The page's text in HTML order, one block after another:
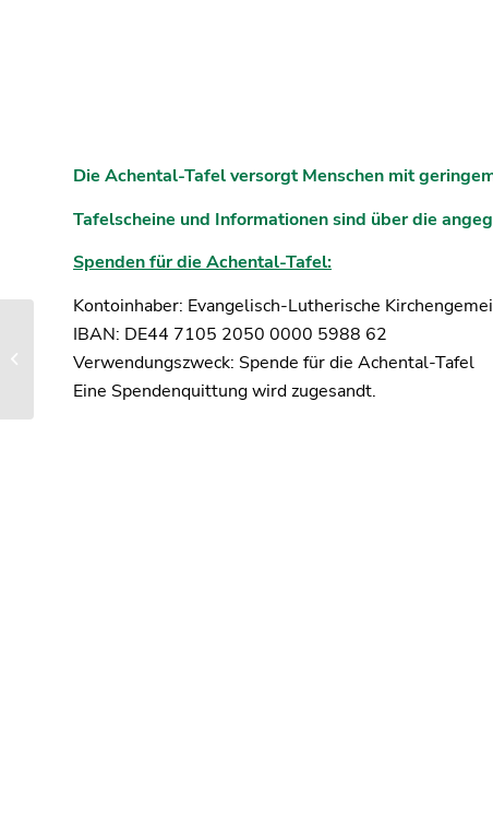
Die Achental-Tafel versorgt Menschen mit
Tafelscheine und Informationen sind über die
Spenden für die Achental-Tafel:
Kontoinhaber: Evangelisch-Lutherische
IBAN: DE44 7105 2050 0000 5988 62
Verwendungszweck: Spende für die Achental-Tafel
Eine Spendenquittung wird zugesandt.
Niedernfels